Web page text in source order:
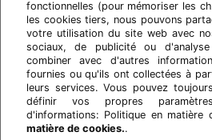
fonctionnelles (pour mémoriser les
les cookies tiers, nous pouvons
votre utilisation du site web avec
sociaux, de publicité ou
combiner avec d'autres
fournies ou qu'ils ont collectées à
leurs services. Vous pouvez
définir vos propres
d'informations: Politique en matière
matière de cookies..